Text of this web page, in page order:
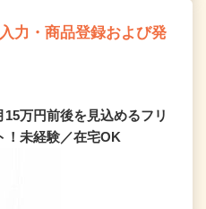
力・商品登録および発
15万円前後を見込めるフリ
！未経験／在宅OK